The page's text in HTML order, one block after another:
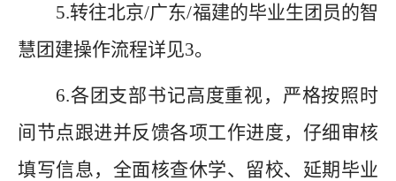
5.转往北京/广东/福建的毕业生团员的智
慧团建操作流程详见3。
6.各团支部书记高度重视，严格按照时
间节点跟进并反馈各项工作进度，仔细审核
填写信息，全面核查休学、留校、延期毕业